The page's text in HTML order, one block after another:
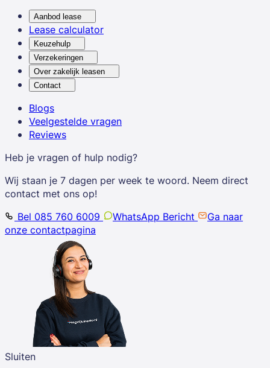
Aanbod lease
Lease calculator
Keuzehulp
Verzekeringen
Over zakelijk leasen
Contact
Blogs
Veelgestelde vragen
Reviews
Heb je vragen of hulp nodig?
Wij staan je 7 dagen per week te woord. Neem direct
contact met ons op!
Bel 085 760 6009
WhatsApp Bericht
Ga naar
onze contactpagina
Sluiten